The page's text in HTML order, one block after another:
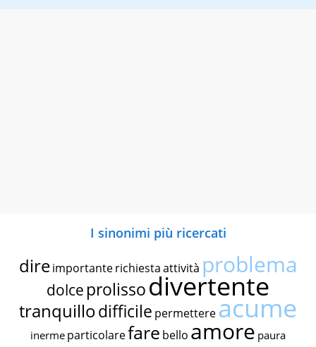
I sinonimi più ricercati
dire importante richiestaattività problema
dolce prolissodivertente
tranquillodifficile permettereacume
inerme particolarefare bello amore paura